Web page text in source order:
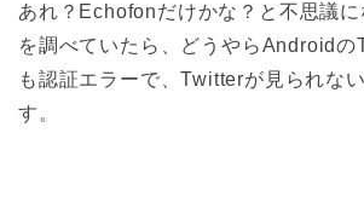
あれ？Echofonだけかな？と不思議
を調べていたら、どうやらAndroidの
も認証エラーで、Twitterが見られな
す。